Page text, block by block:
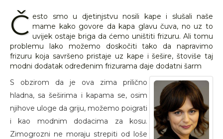
Č esto smo u djetinjstvu nosili kape i slušali naše
mame kako govore da kapa glavu čuva, no uz to
uvijek ostaje briga da ćemo uništiti frizuru. Ali tomu
problemu lako možemo doskočiti tako da napravimo
frizuru koja savršeno pristaje uz kape i šešire, štoviše taj
modni dodatak određenim frizurama daje dodatni šarm
S obzirom da je ova zima prilično
hladna, sa šeširima i kapama se, osim
njihove uloge da griju, možemo poigrati
i kao modnim dodacima za kosu.
Zimogrozni ne moraju strepiti od loše